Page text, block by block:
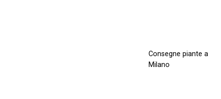
Consegne piante a
Milano